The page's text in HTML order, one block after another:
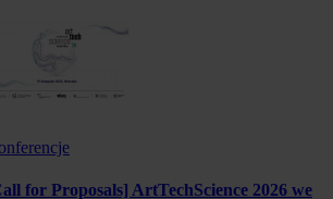
for Proposals] ArtTechScience 2026 we